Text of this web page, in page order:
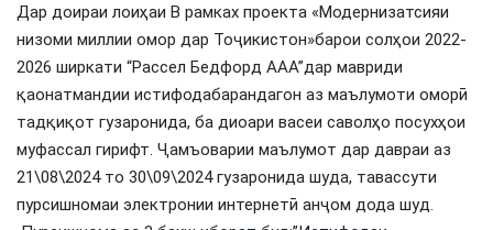
Дар доираи лоиҳаи В рамках проекта «Модернизатсияи
низоми миллии омор дар Тоҷикистон»барои солҳои 2022-
2026 ширкати “Рассел Бедфорд ААА”дар мавриди
қаонатмандии истифодабарандагон аз маълумоти оморӣ
тадқиқот гузаронида, ба диоари васеи саволҳо посухҳои
муфассал гирифт. Ҷамъоварии маълумот дар давраи аз
21\08\2024 то 30\09\2024 гузаронида шуда, тавассути
пурсишномаи электронии интернетӣ анҷом дода шуд.